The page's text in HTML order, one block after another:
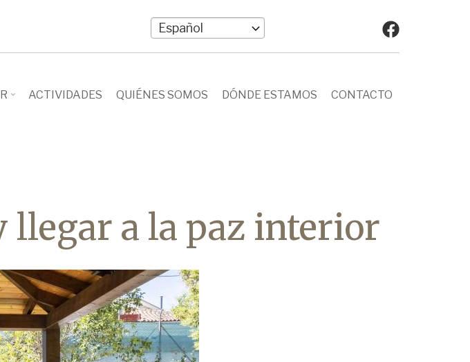
Select
your
ACTIVIDADES QUIÉNES SOMOS DÓNDE ESTAMOS CONTACTO
llegar a la paz interior